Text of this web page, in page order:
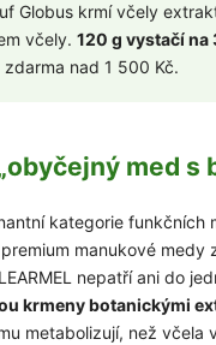
Globus krmí včely
včely. 120 g vystačí na
nad 1 500 Kč.
med s
kategorie funkčních
manukové
nepatří ani do
krmeny botanickými
metabolizují, než